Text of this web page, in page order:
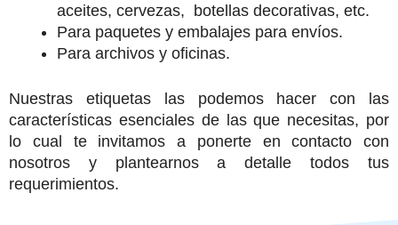
aceites, cervezas, botellas decorativas, etc.
Para paquetes y embalajes para envíos.
Para archivos y oficinas.
Nuestras etiquetas las podemos hacer con las
características esenciales de las que necesitas, por
lo cual te invitamos a ponerte en contacto con
nosotros y plantearnos a detalle todos tus
requerimientos.